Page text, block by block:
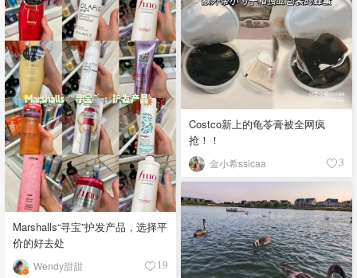
Costco新上的龟苓膏被全网疯
抢！！
金小希ssicaa 3
Marshalls“寻宝”护发产品，选择平
价的好去处
Wendy甜甜 19